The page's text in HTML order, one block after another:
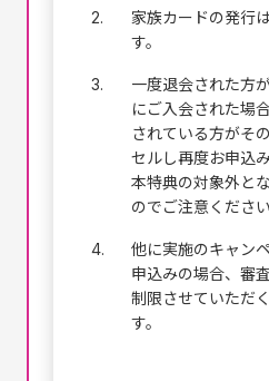
2.
家族カードの発行
す。
3.
一度退会された方
にご入会された場
されている方がそ
セルし再度お申込
本特典の対象外と
のでご注意ください
4.
他に実施のキャン
申込みの場合、審
制限させていただ
す。